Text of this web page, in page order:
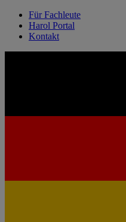
Für Fachleute
Harol Portal
Kontakt